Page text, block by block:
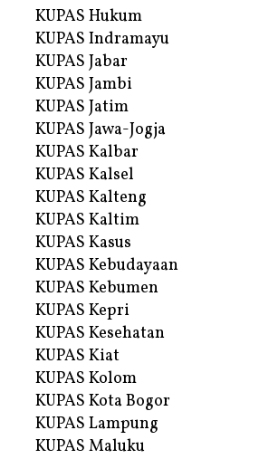
KUPAS Hukum
KUPAS Indramayu
KUPAS Jabar
KUPAS Jambi
KUPAS Jatim
KUPAS Jawa-Jogja
KUPAS Kalbar
KUPAS Kalsel
KUPAS Kalteng
KUPAS Kaltim
KUPAS Kasus
KUPAS Kebudayaan
KUPAS Kebumen
KUPAS Kepri
KUPAS Kesehatan
KUPAS Kiat
KUPAS Kolom
KUPAS Kota Bogor
KUPAS Lampung
KUPAS Maluku